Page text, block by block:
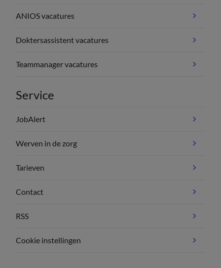
ANIOS vacatures
Doktersassistent vacatures
Teammanager vacatures
Service
JobAlert
Werven in de zorg
Tarieven
Contact
RSS
Cookie instellingen